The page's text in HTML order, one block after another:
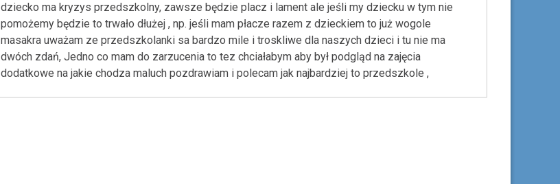
dziecko ma kryzys przedszkolny, zawsze będzie placz i lament ale jeśli my dziecku w tym nie
pomożemy będzie to trwało dłużej , np. jeśli mam płacze razem z dzieckiem to już wogole
masakra uważam ze przedszkolanki sa bardzo mile i troskliwe dla naszych dzieci i tu nie ma
dwóch zdań, Jedno co mam do zarzucenia to tez chciałabym aby był podgląd na zajęcia
dodatkowe na jakie chodza maluch pozdrawiam i polecam jak najbardziej to przedszkole ,